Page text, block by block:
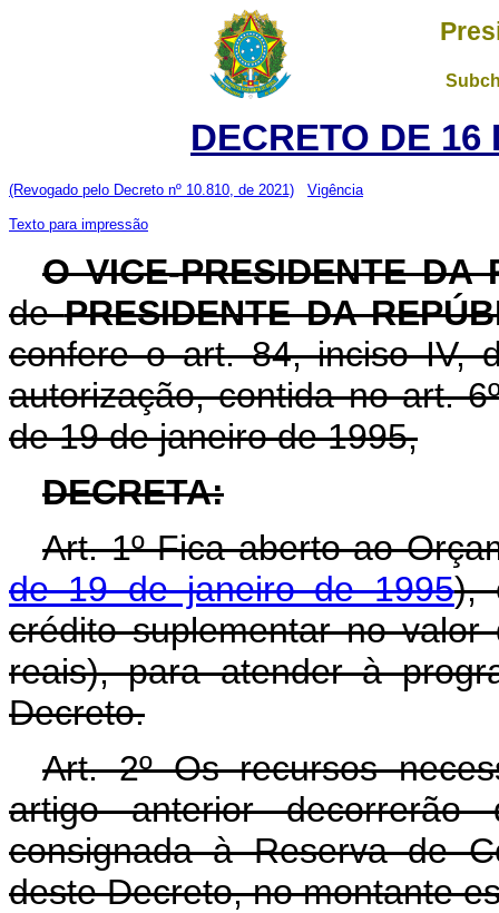
DECRETO DE 16
(Revogado pelo Decreto nº 10.810, de 2021) Vigência
Texto para impressão
O VICE-PRESIDENTE DA
dePRESIDENTE DA
confere o art. 84, inciso IV,
autorização, contida no art.
de 19 de janeiro de 1995,
DECRETA:
Art. 1º Fica aberto ao
de 19 de janeiro de 1995),
crédito suplementar no
reais), para atender à
Decreto.
Art. 2º Os recursos
artigo anterior
consignada à Reserva de
deste Decreto, no montante